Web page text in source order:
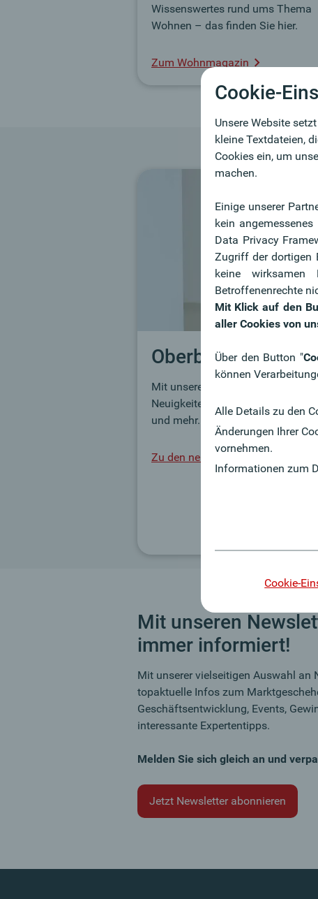
Wissenswertes rund ums Thema
Wohnen – das finden Sie hier.
Zum Wohnmagazin
Oberbank
Mit unserem Newsroom bleiben
Neuigkeiten in den Bereichen
und mehr.
Zu den neuesten Beiträgen
Mit unseren
immer informiert!
Mit unserer vielseitigen Auswahl an
topaktuelle Infos zum
Geschäftsentwicklung, Events,
interessante Expertentipps.
Melden Sie sich gleich an und
Jetzt Newsletter abonnieren
Cookie-
Unsere Website
kleine Textdateien,
Cookies ein, um
machen.
Einige unserer
kein
Data Privacy
Zugriff der dortigen
keine wirksamen
Betroffenenrechte
Mit Klick auf den
aller Cookies von
Über den Button "
können
Alle Details zu den
Änderungen Ihrer
vornehmen.
Informationen zum
Cookie-